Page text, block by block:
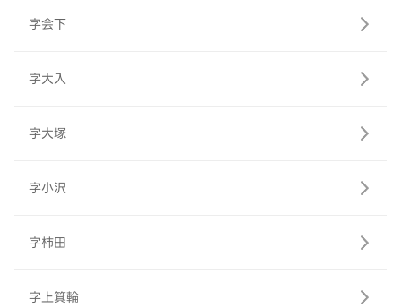
字会下
字大入
字大塚
字小沢
字柿田
字上箕輪